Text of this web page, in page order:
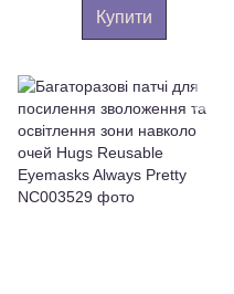
Купити